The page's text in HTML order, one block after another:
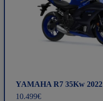
YAMAHA R7 35Kw 2022
10.499€